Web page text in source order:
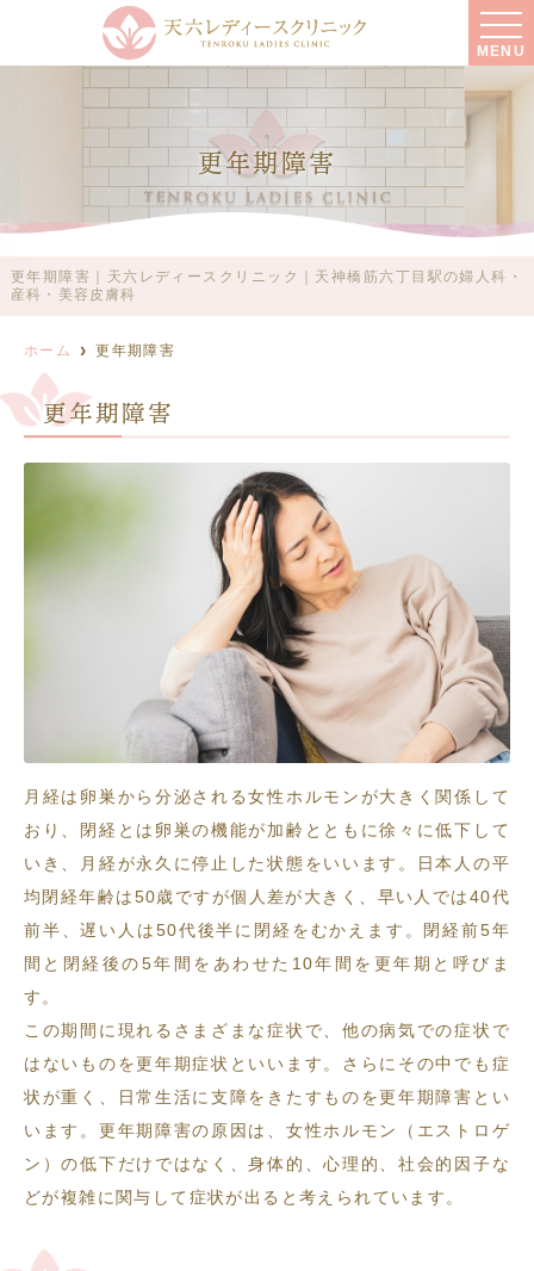
MENU
更年期障害
更年期障害｜天六レディースクリニック｜天神橋筋六丁目駅の婦人科・
産科・美容皮膚科
ホーム 更年期障害
更年期障害
月経は卵巣から分泌される女性ホルモンが大きく関係して
おり、閉経とは卵巣の機能が加齢とともに徐々に低下して
いき、月経が永久に停止した状態をいいます。日本人の平
均閉経年齢は50歳ですが個人差が大きく、早い人では40代
前半、遅い人は50代後半に閉経をむかえます。閉経前5年
間と閉経後の5年間をあわせた10年間を更年期と呼びま
す。
この期間に現れるさまざまな症状で、他の病気での症状で
はないものを更年期症状といいます。さらにその中でも症
状が重く、日常生活に支障をきたすものを更年期障害とい
います。更年期障害の原因は、女性ホルモン（エストロゲ
ン）の低下だけではなく、身体的、心理的、社会的因子な
どが複雑に関与して症状が出ると考えられています。